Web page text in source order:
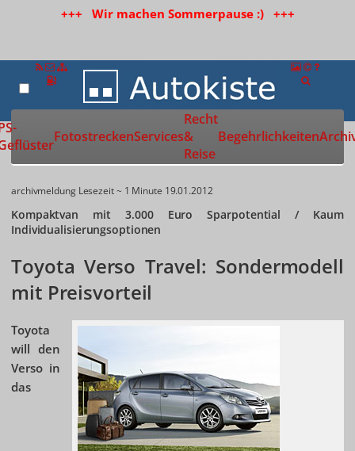
+++ Wir machen Sommerpause :) +++
Zur Startseite
FotostreckenServices
Recht
&
Reise
Begehrlichkeiten
archivmeldung Lesezeit ~ 1 Minute 19.01.2012
Kompaktvan mit 3.000 Euro Sparpotential / Kaum
Individualisierungsoptionen
Toyota Verso Travel: Sondermodell
mit Preisvorteil
Toyota
will den
Verso in
das